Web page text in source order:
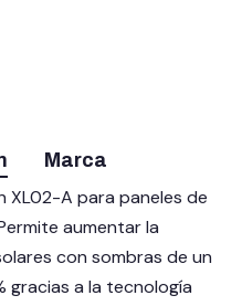
Marca
XL02-A para paneles de
aumentar la
con sombras de un
gracias a la tecnología